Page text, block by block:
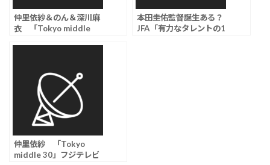
仲里依紗＆のん＆深川麻
衣 「Tokyo middle
本田圭佑監督誕生ある？
JFA「有力なタレントの1
仲里依紗 「Tokyo
middle 30」フジテレビ